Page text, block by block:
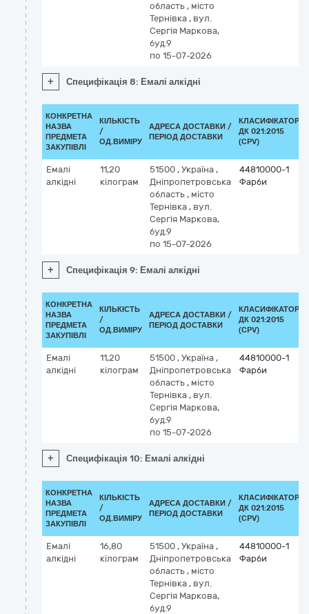
область , місто
Тернівка , вул.
Сергія Маркова,
буд.9
по 15-07-2026
+ Специфікація 8: Емалі алкідні
КОНКРЕТНА
НАЗВА
ПРЕДМЕТА
ЗАКУПІВЛІ
КІЛЬКІСТЬ
/
ОД.ВИМІРУ
АДРЕСА ДОСТАВКИ /
ПЕРІОД ДОСТАВКИ
КЛАСИФІКАТОР
ДК 021:2015
(CPV)
Емалі
алкідні
11,20
кілограм
51500 , Україна ,
Дніпропетровська
область , місто
Тернівка , вул.
Сергія Маркова,
буд.9
по 15-07-2026
44810000-1
Фарби
+ Специфікація 9: Емалі алкідні
КОНКРЕТНА
НАЗВА
ПРЕДМЕТА
ЗАКУПІВЛІ
КІЛЬКІСТЬ
/
ОД.ВИМІРУ
АДРЕСА ДОСТАВКИ /
ПЕРІОД ДОСТАВКИ
КЛАСИФІКАТОР
ДК 021:2015
(CPV)
Емалі
алкідні
11,20
кілограм
51500 , Україна ,
Дніпропетровська
область , місто
Тернівка , вул.
Сергія Маркова,
буд.9
по 15-07-2026
44810000-1
Фарби
+ Специфікація 10: Емалі алкідні
КОНКРЕТНА
НАЗВА
ПРЕДМЕТА
ЗАКУПІВЛІ
КІЛЬКІСТЬ
/
ОД.ВИМІРУ
АДРЕСА ДОСТАВКИ /
ПЕРІОД ДОСТАВКИ
КЛАСИФІКАТОР
ДК 021:2015
(CPV)
Емалі
алкідні
16,80
кілограм
51500 , Україна ,
Дніпропетровська
область , місто
Тернівка , вул.
Сергія Маркова,
буд.9
44810000-1
Фарби